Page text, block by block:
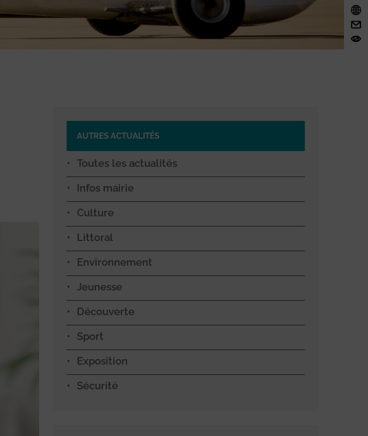
AUTRES ACTUALITÉS
Toutes les actualités
Infos mairie
Culture
Littoral
Environnement
Jeunesse
Découverte
Sport
Exposition
Sécurité